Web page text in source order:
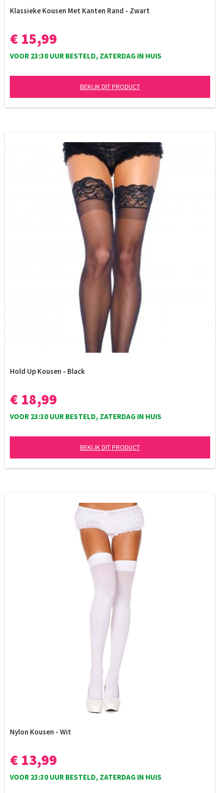
Klassieke Kousen Met Kanten Rand - Zwart
€ 15,99
VOOR 23:30 UUR BESTELD, ZATERDAG IN HUIS
BEKIJK DIT PRODUCT
Hold Up Kousen - Black
€ 18,99
VOOR 23:30 UUR BESTELD, ZATERDAG IN HUIS
BEKIJK DIT PRODUCT
Nylon Kousen - Wit
€ 13,99
VOOR 23:30 UUR BESTELD, ZATERDAG IN HUIS